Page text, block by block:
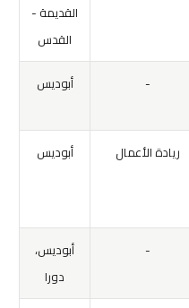
القديمة -
القدس
- أبوديس
ريادة الأعمال أبوديس
-
أبوديس،
دورا